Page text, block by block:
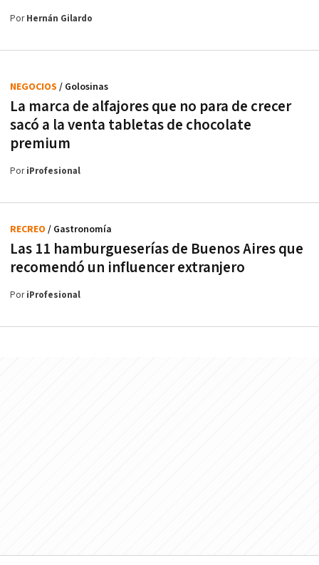
PorHernán Gilardo
La marca de alfajores que no para de crecer
sacó a la venta tabletas de chocolate
premium
NEGOCIOS / Golosinas
PoriProfesional
Las 11 hamburgueserías de Buenos Aires que
recomendó un influencer extranjero
RECREO / Gastronomía
PoriProfesional